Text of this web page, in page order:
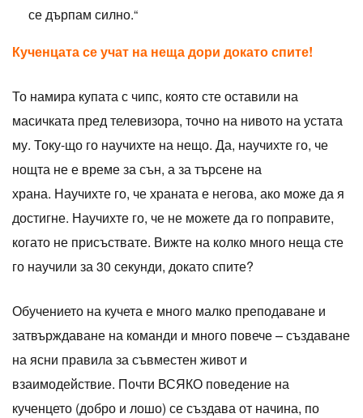
се дърпам силно.“
Кученцата се учат на неща дори докато спите!
То намира купата с чипс, която сте оставили на
масичката пред телевизора, точно на нивото на устата
му. Току-що го научихте на нещо. Да, научихте го, че
нощта не е време за сън, а за търсене на
храна. Научихте го, че храната е негова, ако може да я
достигне. Научихте го, че не можете да го поправите,
когато не присъствате. Вижте на колко много неща сте
го научили за 30 секунди, докато спите?
Обучението на кучета е много малко преподаване и
затвърждаване на команди и много повече – създаване
на ясни правила за съвместен живот и
взаимодействие. Почти ВСЯКО поведение на
кученцето (добро и лошо) се създава от начина, по